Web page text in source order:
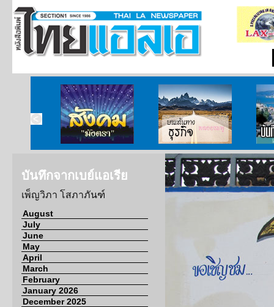
สังคมมังตรา บนเส้นทางธุรกิจ บั
บันทึกจากเบย์แอเรีย
เพ็ญวิภา โสภาภันฑ์
August
July
June
May
April
March
February
January 2026
December 2025